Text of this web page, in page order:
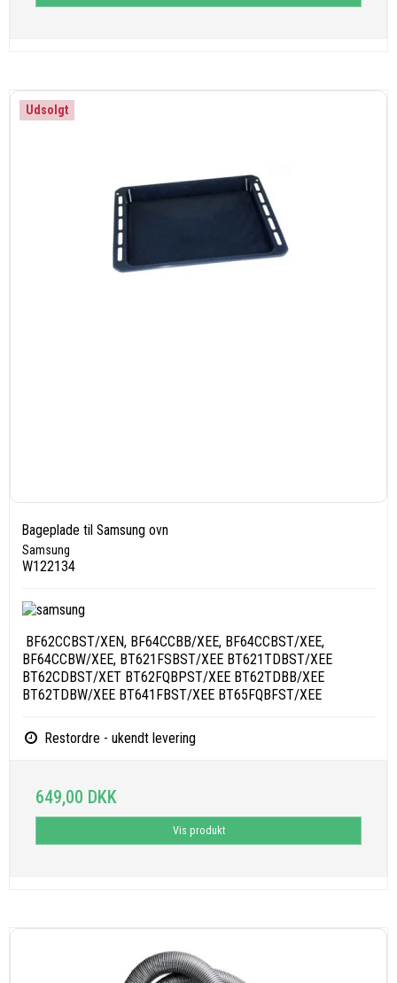
Udsolgt
Bageplade til Samsung ovn
Samsung
W122134
BF62CCBST/XEN, BF64CCBB/XEE, BF64CCBST/XEE,
BF64CCBW/XEE, BT621FSBST/XEE BT621TDBST/XEE
BT62CDBST/XET BT62FQBPST/XEE BT62TDBB/XEE
BT62TDBW/XEE BT641FBST/XEE BT65FQBFST/XEE
Restordre - ukendt levering
649,00 DKK
Vis produkt